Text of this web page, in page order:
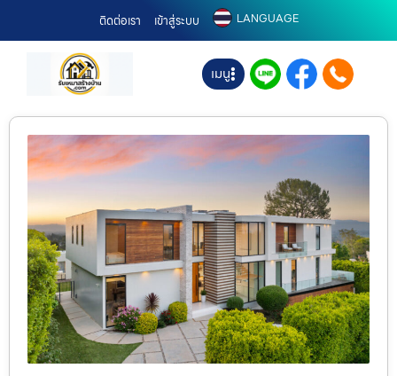
ติดต่อเรา เข้าสู่ระบบ LANGUAGE
เมนู